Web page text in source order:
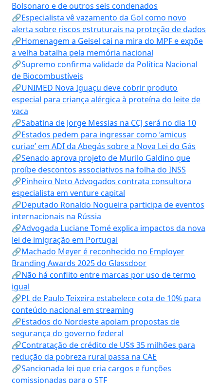
Bolsonaro e de outros seis condenados
🔗Especialista vê vazamento da Gol como novo
alerta sobre riscos estruturais na proteção de dados
🔗Homenagem a Geisel cai na mira do MPF e expõe
a velha batalha pela memória nacional
🔗Supremo confirma validade da Política Nacional
de Biocombustíveis
🔗UNIMED Nova Iguaçu deve cobrir produto
especial para criança alérgica à proteína do leite de
vaca
🔗Sabatina de Jorge Messias na CCJ será no dia 10
🔗Estados pedem para ingressar como ‘amicus
curiae’ em ADI da Abegás sobre a Nova Lei do Gás
🔗Senado aprova projeto de Murilo Galdino que
proíbe descontos associativos na folha do INSS
🔗Pinheiro Neto Advogados contrata consultora
especialista em venture capital
🔗Deputado Ronaldo Nogueira participa de eventos
internacionais na Rússia
🔗Advogada Luciane Tomé explica impactos da nova
lei de imigração em Portugal
🔗Machado Meyer é reconhecido no Employer
Branding Awards 2025 do Glassdoor
🔗Não há conflito entre marcas por uso de termo
igual
🔗PL de Paulo Teixeira estabelece cota de 10% para
conteúdo nacional em streaming
🔗Estados do Nordeste apoiam propostas de
segurança do governo federal
🔗Contratação de crédito de US$ 35 milhões para
redução da pobreza rural passa na CAE
🔗Sancionada lei que cria cargos e funções
comissionadas para o STF